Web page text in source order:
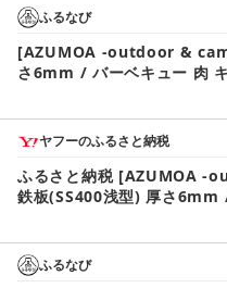
ふるなび
[AZUMOA -outdoor &
さ6mm / バーベキュー 肉
ヤフーのふるさと納税
ふるさと納税 [AZUMOA
鉄板(SS400浅型) 厚さ6mm
ふるなび